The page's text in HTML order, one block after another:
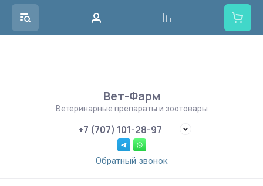
Вет-Фарм
Ветеринарные препараты и зоотовары
+7 (707) 101-28-97
Обратный звонок